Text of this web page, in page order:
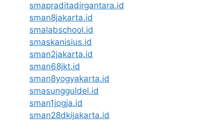
smapraditadirgantara.id
sman8jakarta.id
smalabschool.id
smaskanisius.id
sman2jakarta.id
sman68jkt.id
sman8yogyakarta.id
smasungguldel.id
sman1jogja.id
sman28dkijakarta.id